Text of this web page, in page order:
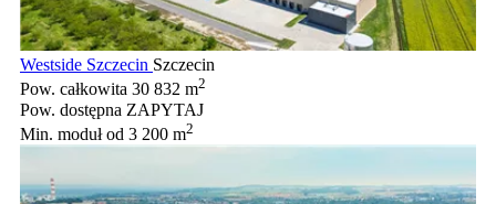
Westside Szczecin Szczecin
Pow. całkowita 30 832 m2
Pow. dostępna ZAPYTAJ
Min. modułod 3 200 m2